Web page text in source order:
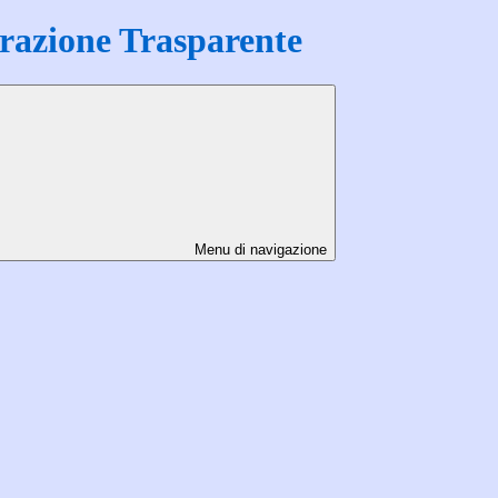
Trasparente
Menu di navigazione